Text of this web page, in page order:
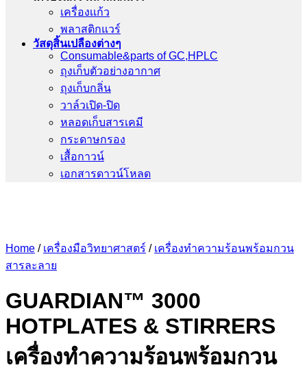
เครื่องเเก้ว
พลาสติกแวร์
วัสดุสิ้นเปลืองต่างๆ
Consumable&parts of GC,HPLC
ถุงเก็บตัวอย่างอากาศ
ถุงเก็บกลิ่น
วาล์วเปิด-ปิด
หลอดเก็บสารเคมี
กระดาษกรอง
เสื้อกาวน์
เอกสารดาวน์โหลด
Home / เครื่องมือวิทยาศาสตร์ / เครื่องทำความร้อนพร้อมกวน
สารละลาย
GUARDIAN™ 3000
HOTPLATES & STIRRERS
เครื่องทำความร้อนพร้อมกวน